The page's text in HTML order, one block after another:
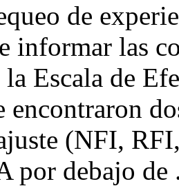
de
informar las
Escala de
encontraron
(NFI,
por debajo de